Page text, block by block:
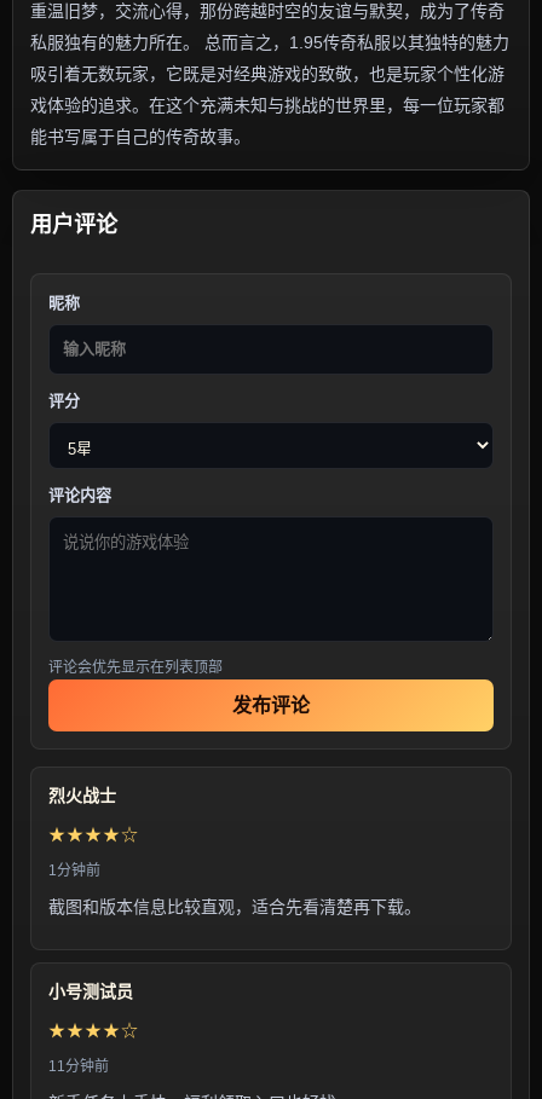
重温旧梦，交流心得，那份跨越时空的友谊与默契，成为了传奇
私服独有的魅力所在。 总而言之，1.95传奇私服以其独特的魅力
吸引着无数玩家，它既是对经典游戏的致敬，也是玩家个性化游
戏体验的追求。在这个充满未知与挑战的世界里，每一位玩家都
能书写属于自己的传奇故事。
用户评论
昵称
评分
评论内容
评论会优先显示在列表顶部
发布评论
烈火战士
★★★★☆
1分钟前
截图和版本信息比较直观，适合先看清楚再下载。
小号测试员
★★★★☆
11分钟前